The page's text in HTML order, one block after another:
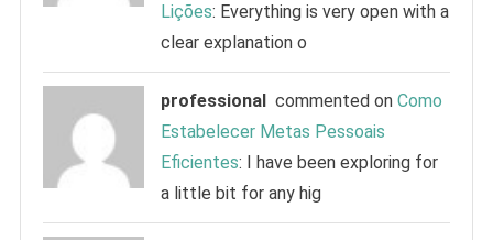
Lições: Everything is very open with a
clear explanation o
professional commented onComo
Estabelecer Metas Pessoais
Eficientes: I have been exploring for
a little bit for any hig